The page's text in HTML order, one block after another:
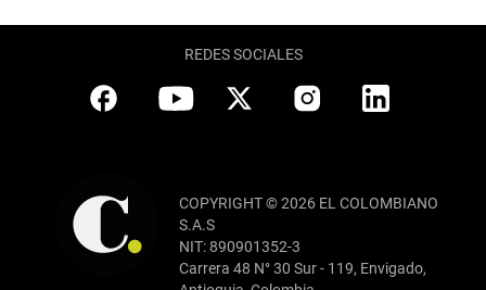
REDES SOCIALES
COPYRIGHT © 2026 EL COLOMBIANO
S.A.S
NIT: 890901352-3
Carrera 48 N° 30 Sur - 119, Envigado,